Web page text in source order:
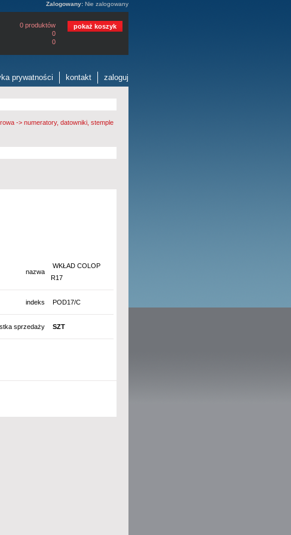
Zalogowany: Nie zalogowany
0 produktów
0
0
pokaż koszyk
prywatności kontakt zaloguj
-> numeratory, datowniki, stemple
nazwa
WKŁAD COLOP
R17
indeks POD17/C
sprzedaży SZT